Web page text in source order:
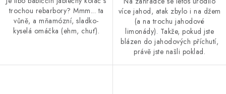
trochou rebarbory? Mmm... ta
vůně, a mňamózní, sladko-
kyselá omáčka (ehm, chuť).
více jahod, atak zbylo i na džem
(a na trochu jahodové
limonády). Takže, pokud jste
blázen do jahodových příchutí,
právě jste našli poklad.